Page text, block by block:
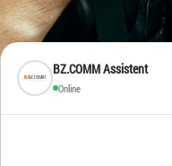
BZ.COMM Assistent
Online